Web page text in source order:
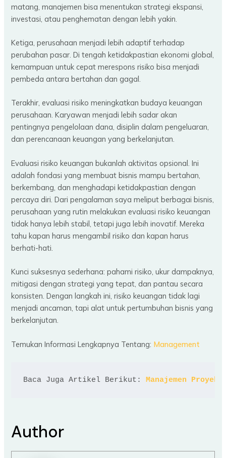
matang, manajemen bisa menentukan strategi ekspansi,
investasi, atau penghematan dengan lebih yakin.
Ketiga, perusahaan menjadi lebih adaptif terhadap
perubahan pasar. Di tengah ketidakpastian ekonomi global,
kemampuan untuk cepat merespons risiko bisa menjadi
pembeda antara bertahan dan gagal.
Terakhir, evaluasi risiko meningkatkan budaya keuangan
perusahaan. Karyawan menjadi lebih sadar akan
pentingnya pengelolaan dana, disiplin dalam pengeluaran,
dan perencanaan keuangan yang berkelanjutan.
Evaluasi risiko keuangan bukanlah aktivitas opsional. Ini
adalah fondasi yang membuat bisnis mampu bertahan,
berkembang, dan menghadapi ketidakpastian dengan
percaya diri. Dari pengalaman saya meliput berbagai bisnis,
perusahaan yang rutin melakukan evaluasi risiko keuangan
tidak hanya lebih stabil, tetapi juga lebih inovatif. Mereka
tahu kapan harus mengambil risiko dan kapan harus
berhati-hati.
Kunci suksesnya sederhana: pahami risiko, ukur dampaknya,
mitigasi dengan strategi yang tepat, dan pantau secara
konsisten. Dengan langkah ini, risiko keuangan tidak lagi
menjadi ancaman, tapi alat untuk pertumbuhan bisnis yang
berkelanjutan.
Temukan Informasi Lengkapnya Tentang: Management
Baca Juga Artikel Berikut: Manajemen
Author